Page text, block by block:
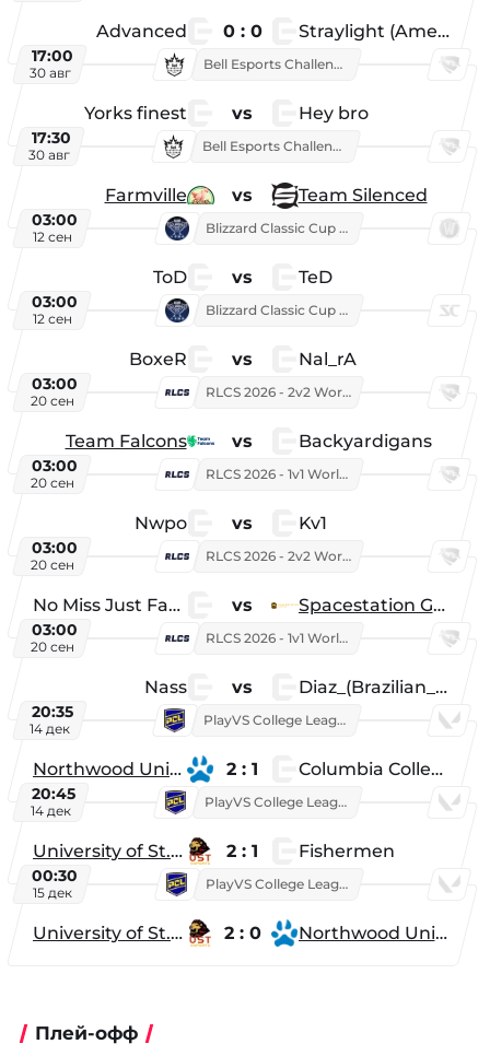
Advanced 0 : 0 Straylight (American team)
17:00
30 авг
Bell Esports Challenge 2026
Yorks finest vs Hey bro
17:30
30 авг
Bell Esports Challenge 2026
Farmville vs Team Silenced
03:00
12 сен
Blizzard Classic Cup 2026
ToD vs TeD
03:00
12 сен
Blizzard Classic Cup 2026
BoxeR vs Nal_rA
03:00
20 сен
RLCS 2026 - 2v2 World Championship
Team Falcons vs Backyardigans
03:00
20 сен
RLCS 2026 - 1v1 World Championship
Nwpo vs Kv1
03:00
20 сен
RLCS 2026 - 2v2 World Championship
No Miss Just Fake vs Spacestation Gaming
03:00
20 сен
RLCS 2026 - 1v1 World Championship
Nass vs Diaz_(Brazilian_Player)
20:35
14 дек
PlayVS College League 2025: Fall
Northwood University 2 : 1 Columbia College
20:45
14 дек
PlayVS College League 2025: Fall
University of St. Thomas 2 : 1 Fishermen
00:30
15 дек
PlayVS College League 2025: Fall
University of St. Thomas 2 : 0 Northwood University
Плей-офф